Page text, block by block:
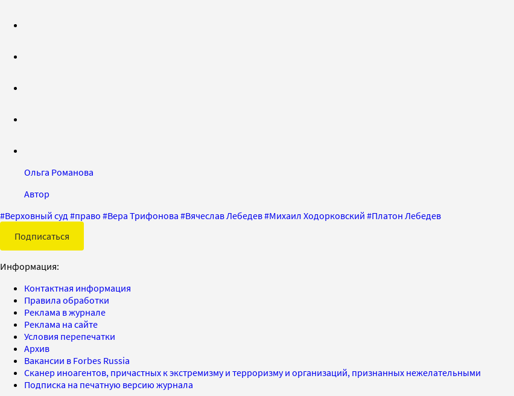
Ольга Романова
Автор
#Верховный суд #право #Вера Трифонова #Вячеслав Лебедев#Михаил Ходорковский #Платон Лебедев
Подписаться
Информация:
Контактная информация
Правила обработки
Реклама в журнале
Реклама на сайте
Условия перепечатки
Архив
Вакансии в Forbes Russia
Сканер иноагентов, причастных к экстремизму и терроризму и организаций, признанных нежелательными
Подписка на печатную версию журнала